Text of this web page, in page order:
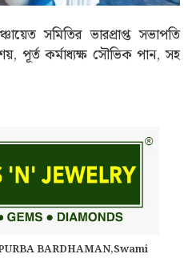
সমিতির ভারপ্রাপ্ত সভাপতি
পূর্ত কর্মাধ্যক্ষ সৌভিক পান, সহ
BARDHAMAN,Swami